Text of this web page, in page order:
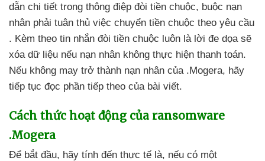
dẫn chi tiết trong thông điệp đòi tiền chuộc, buộc nạn
nhân phải tuân thủ việc chuyển tiền chuộc theo yêu cầu
. Kèm theo tin nhắn đòi tiền chuộc luôn là lời đe dọa sẽ
xóa dữ liệu nếu nạn nhân không thực hiện thanh toán.
Nếu không may trở thành nạn nhân của .Mogera, hãy
tiếp tục đọc phần tiếp theo của bài viết.
Cách thức hoạt động của ransomware
.Mogera
Để bắt đầu, hãy tính đến thực tế là, nếu có một